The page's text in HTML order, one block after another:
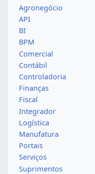
Agronegócio
API
BI
BPM
Comercial
Contábil
Controladoria
Finanças
Fiscal
Integrador
Logística
Manufatura
Portais
Serviços
Suprimentos